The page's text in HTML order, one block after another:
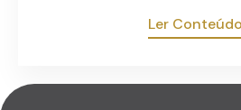
Ler Conteúdo